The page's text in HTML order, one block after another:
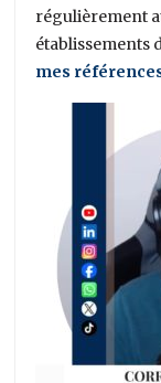
régulièrement
établissements
mes